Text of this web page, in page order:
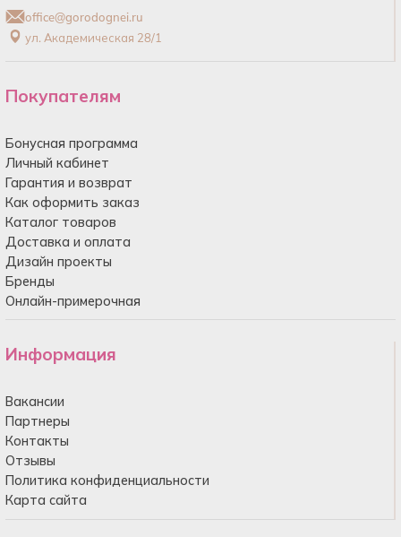
office@gorodognei.ru
ул. Академическая 28/1
Покупателям
Бонусная программа
Личный кабинет
Гарантия и возврат
Как оформить заказ
Каталог товаров
Доставка и оплата
Дизайн проекты
Бренды
Онлайн-примерочная
Информация
Вакансии
Партнеры
Контакты
Отзывы
Политика конфиденциальности
Карта сайта